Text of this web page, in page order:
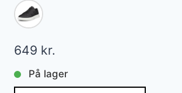
649 kr.
På lager